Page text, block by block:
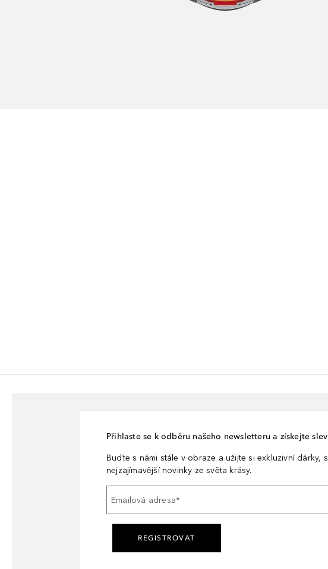
Přihlaste se k odběru našeho newsletteru a získejte
Buďte s námi stále v obraze a užijte si exkluzivní dárky,
nejzajímavější novinky ze světa krásy.
Emailová adresa*
REGISTROVAT